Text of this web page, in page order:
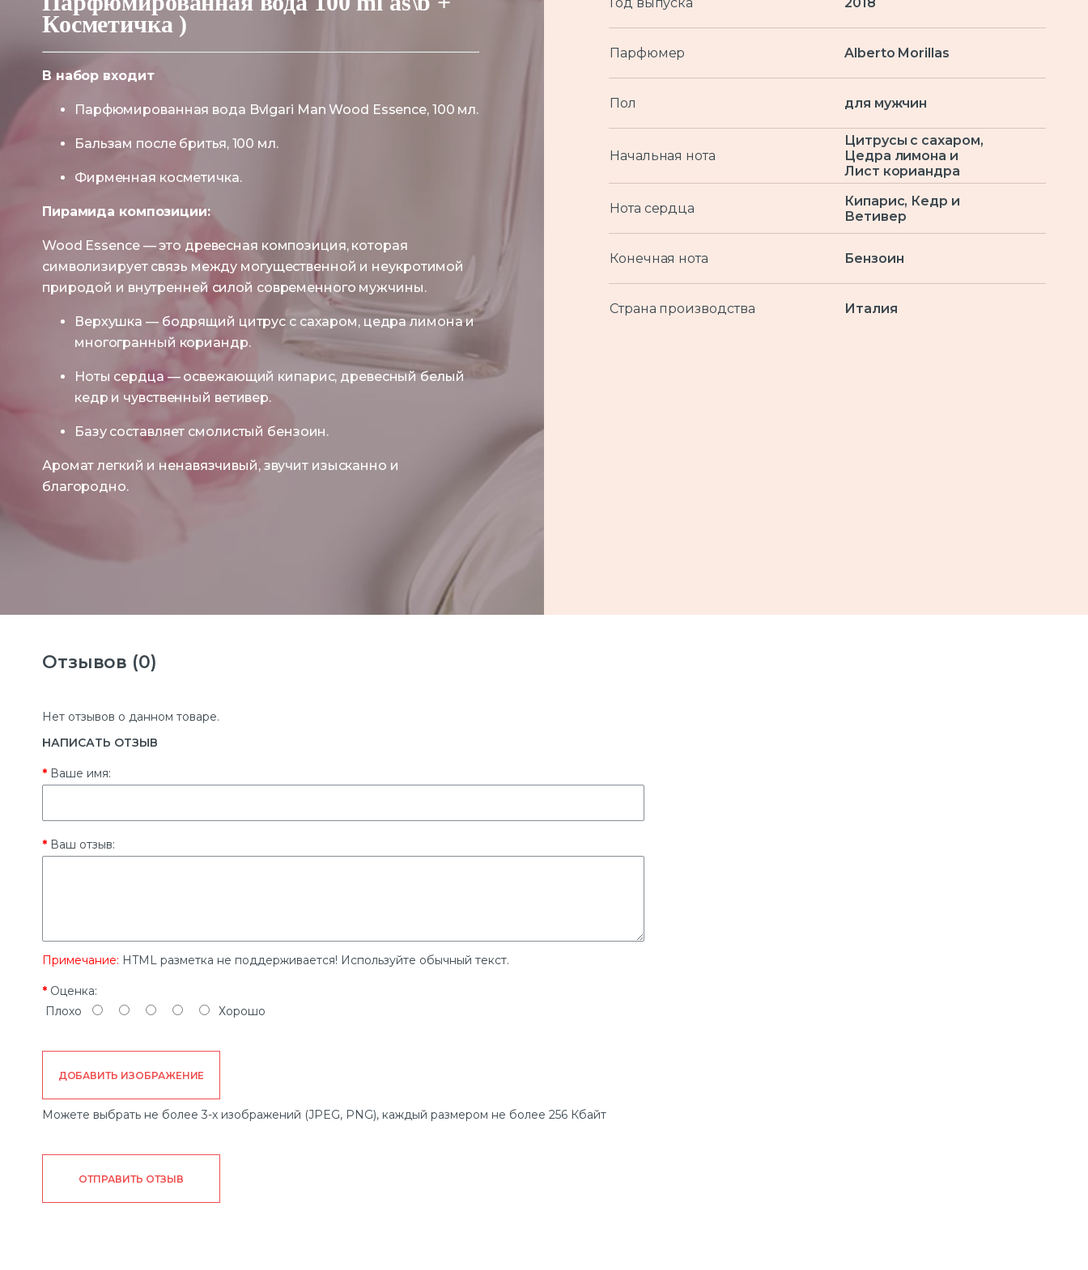
Косметичка )
В набор входит
Парфюмированная вода Bvlgari Man Wood Essence, 100 мл.
Бальзам после бритья, 100 мл.
Фирменная косметичка.
Пирамида композиции:
Wood Essence — это древесная композиция, которая
символизирует связь между могущественной и неукротимой
природой и внутренней силой современного мужчины.
Верхушка — бодрящий цитрус с сахаром, цедра лимона и
многогранный кориандр.
Ноты сердца — освежающий кипарис, древесный белый
кедр и чувственный ветивер.
Базу составляет смолистый бензоин.
Аромат легкий и ненавязчивый, звучит изысканно и
благородно.
Парфюмер Alberto Morillas
Пол для мужчин
Начальная нота
Цитрусы с сахаром,
Цедра лимона и
Лист кориандра
Нота сердца
Кипарис, Кедр и
Ветивер
Конечная нота Бензоин
Страна производства Италия
Отзывов (0)
Нет отзывов о данном товаре.
НАПИСАТЬ ОТЗЫВ
Ваше имя:
Ваш отзыв:
Примечание: HTML разметка не поддерживается! Используйте обычный текст.
Оценка:
Плохо
Хорошо
ДОБАВИТЬ ИЗОБРАЖЕНИЕ
Можете выбрать не более 3-х изображений (JPEG, PNG), каждый размером не более 256 Кбайт
ОТПРАВИТЬ ОТЗЫВ